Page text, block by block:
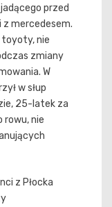
przed
z mercedesem.
nie
zmiany
W
w słup
25-latek za
rowu, nie
z Płocka